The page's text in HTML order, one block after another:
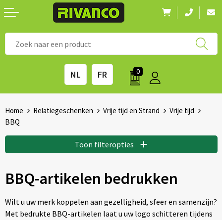
NL FR 0
Kantoorartikelen
Kinderen & spellen
Technologie & Accessoires
Tassen
◼ Eco-producten
◼ Survival gear
◼ Seizoenen
◼ Feestdagen
◼ Festival & Events
Home Relatiegeschenken Vrije tijd en Strand
Vrije tijd
BBQ
Toon filteropties
BBQ-artikelen bedrukken
Wilt u uw merk koppelen aan gezelligheid, sfeer en samenzijn?
Met bedrukte BBQ-artikelen laat u uw logo schitteren tijdens